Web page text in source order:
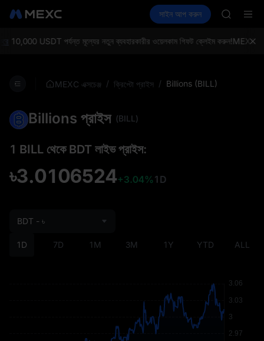
স্পট ফিউচার PLTR আয় করুন
সাইন আপ করুন
CAP
10,000 USDT পর্যন্ত মূল্যের নতুন ব্যবহারকারীর ওয়েলকাম গিফট ক্লেইম করুন!MEXC
MEXC এক্সচেঞ্জ / ক্রিপ্টো প্রাইস / Billions (BILL)
Billions প্রাইস (BILL)
1 BILL থেকে BDT লাইভ প্রাইস:
৳3.0106524+3.04% 1D
1D 7D 1M 3M 1Y YTD ALL
BDT - ৳